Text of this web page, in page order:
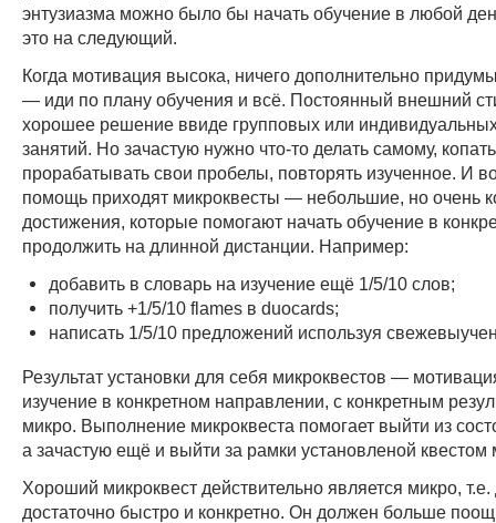
энтузиазма можно было бы начать обучение в любой
это на следующий.
Когда мотивация высока, ничего дополнительно
— иди по плану обучения и всё. Постоянный внешний
хорошее решение ввиде групповых или
занятий. Но зачастую нужно что-то делать самому,
прорабатывать свои пробелы, повторять изученное. И
помощь приходят микроквесты — небольшие, но очень
достижения, которые помогают начать обучение в
продолжить на длинной дистанции. Например:
добавить в словарь на изучение ещё 1/5/10 слов;
получить +1/5/10 flames в duocards;
написать 1/5/10 предложений используя
Результат установки для себя микроквестов —
изучение в конкретном направлении, с конкретным
микро. Выполнение микроквеста помогает выйти из
а зачастую ещё и выйти за рамки установленой квестом
Хороший микроквест действительно является микро,
достаточно быстро и конкретно. Он должен больше